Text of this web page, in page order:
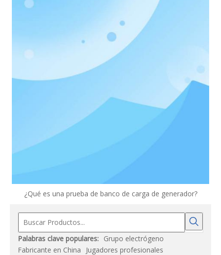
¿Qué es una prueba de banco de carga de generador?
Palabras clave populares: Grupo electrógeno
Fabricante en China
Jugadores profesionales